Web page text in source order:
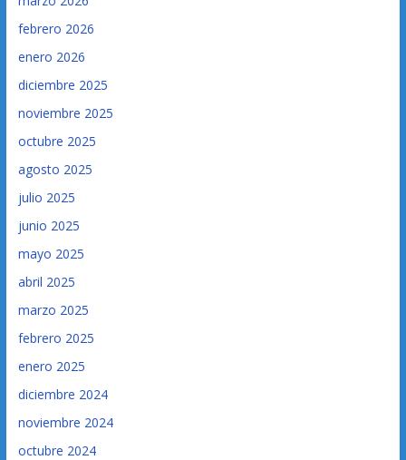
febrero 2026
enero 2026
diciembre 2025
noviembre 2025
octubre 2025
agosto 2025
julio 2025
junio 2025
mayo 2025
abril 2025
marzo 2025
febrero 2025
enero 2025
diciembre 2024
noviembre 2024
octubre 2024